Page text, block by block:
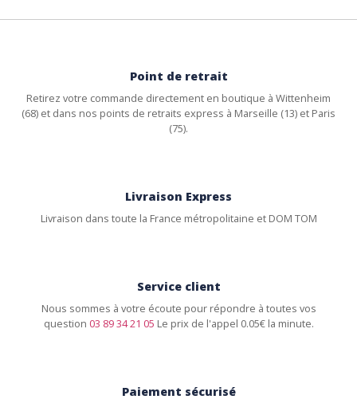
Point de retrait
Retirez votre commande directement en boutique à Wittenheim
(68) et dans nos points de retraits express à Marseille (13) et Paris
(75).
Livraison Express
Livraison dans toute la France métropolitaine et DOM TOM
Service client
Nous sommes à votre écoute pour répondre à toutes vos
question 03 89 34 21 05 Le prix de l'appel 0.05€ la minute.
Paiement sécurisé